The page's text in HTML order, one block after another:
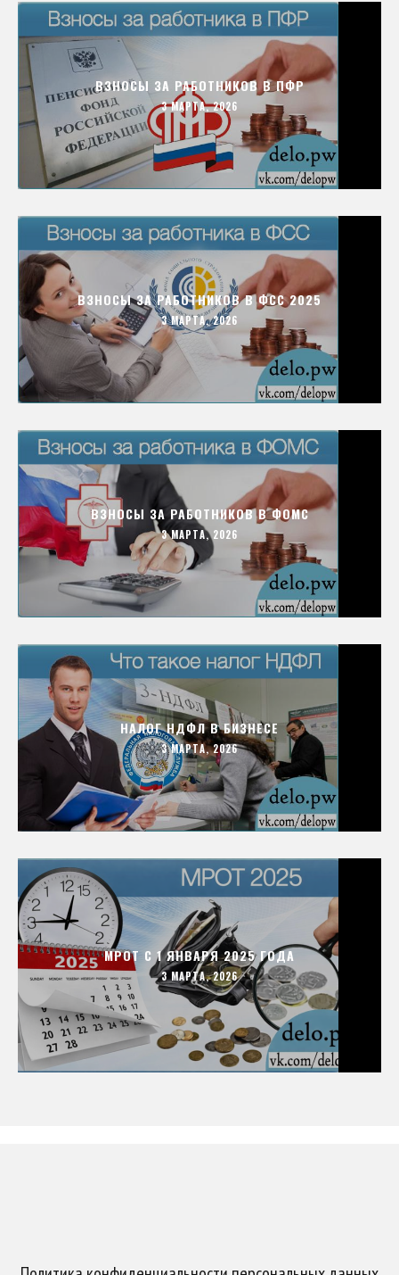
ВЗНОСЫ ЗА РАБОТНИКОВ В ПФР
3 МАРТА, 2026
ВЗНОСЫ ЗА РАБОТНИКОВ В ФСС 2025
3 МАРТА, 2026
ВЗНОСЫ ЗА РАБОТНИКОВ В ФОМС
3 МАРТА, 2026
НАЛОГ НДФЛ В БИЗНЕСЕ
3 МАРТА, 2026
МРОТ С 1 ЯНВАРЯ 2025 ГОДА
3 МАРТА, 2026